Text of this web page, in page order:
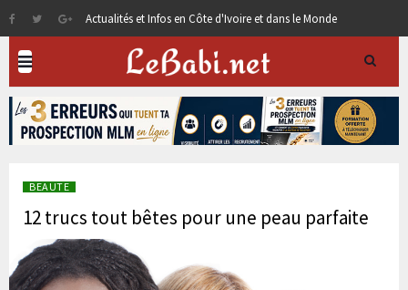
Actualités et Infos en Côte d'Ivoire et dans le Monde
BEAUTE
12 trucs tout bêtes pour une peau parfaite